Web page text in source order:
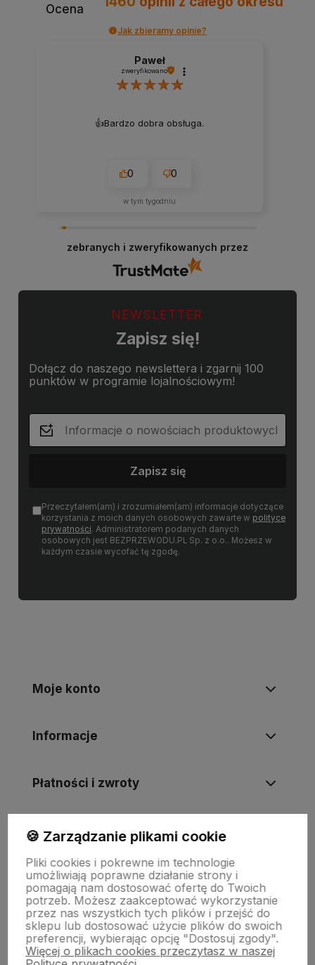
Ocena
Jak zbieramy opinie?
Paweł
zweryfikowano
👍️Bardzo dobra obsługa.
0 0
w tym tygodniu
zebranych i zweryfikowanych przez
NEWSLETTER
Zapisz się!
Dołącz do naszego newslettera i zgarnij 100
punktów w programie lojalnościowym!
Zapisz się
Przeczytałem(am) i zrozumiałem(am) informacje dotyczące
korzystania z moich danych osobowych zawarte w polityce
prywatności. Administratorem podanych danych
osobowych jest BEZPRZEWODU.PL Sp. z o.o.. Możesz w
każdym czasie wycofać tę zgodę.
Moje konto
Informacje
Płatności i zwroty
Wsparcie
O nas
🍪 Zarządzanie plikami cookie
Pliki cookies i pokrewne im technologie
umożliwiają poprawne działanie strony i
pomagają nam dostosować ofertę do Twoich
potrzeb. Możesz zaakceptować wykorzystanie
przez nas wszystkich tych plików i przejść do
sklepu lub dostosować użycie plików do swoich
preferencji, wybierając opcję "Dostosuj zgody".
Więcej o plikach cookies przeczytasz w naszej